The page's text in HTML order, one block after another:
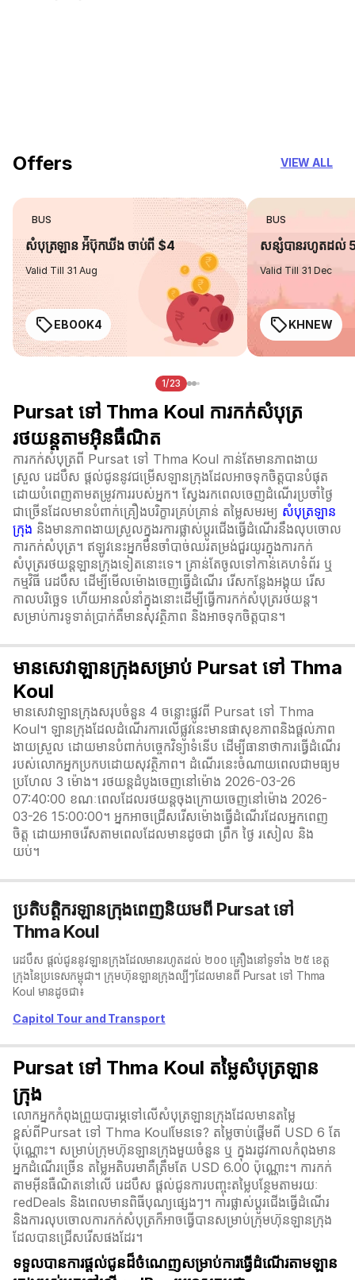
Offers VIEW ALL
BUS
សំបុត្រឡាន អ៉ីប៊ុកឃីង ចាប់ពី $4
Valid Till 31 Aug
EBOOK4
BUS
សន្សំបានរហូតដល់
Valid Till 31 Dec
KHNEW
1/23
Pursat ទៅ Thma Koul ការកក់សំបុត្រ
រថយន្តតាមអ៊ិនធឺណិត
ការកក់សំបុត្រពី Pursat ទៅ Thma Koul កាន់តែមានភាពងាយ
ស្រួល រេដបឹស ផ្តល់ជូននូវជម្រើសឡានក្រុងដែលអាចទុកចិត្តបានបំផុត
ដោយបំពេញតាមតម្រូវការរបស់អ្នក។ ស្វែងរកពេលចេញដំណើរប្រចាំថ្ងៃ
ជាច្រើនដែលមានបំពាក់គ្រឿងបរិក្ខារគ្រប់គ្រាន់ តម្លៃសមរម្យ សំបុត្រឡាន
ក្រុង និងមានភាពងាយស្រួលក្នុងរការផ្លាស់ប្ដូរជើងធ្វើដំណើរនឹងលុបចោល
ការកក់សំបុត្រ។ ឥឡូវនេះអ្នកមិនចាំបាច់ឈរតម្រង់ជួរយូរក្នុងការកក់
សំបុត្ររថយន្តឡានក្រុងទៀតនោះទេ។ គ្រាន់តែចូលទៅកាន់គេហទំព័រ ឬ
កម្មវិធី រេដបឹស ដើម្បីមើលម៉ោងចេញធ្វើដំណើរ រើសកន្លែងអង្គុយ រើស
កាលបរិច្ឆេទ ហើយអានលំនាំក្នុងនោះដើម្បីធ្វើការកក់សំបុត្ររថយន្ត។
សម្រាប់ការទូទាត់ប្រាក់គឺមានសុវត្ថិភាព និងអាចទុកចិត្តបាន។
មានសេវាឡានក្រុងសម្រាប់ Pursat ទៅ Thma
Koul
មានសេវាឡានក្រុងសរុបចំនួន 4 ចន្លោះផ្លូវពី Pursat ទៅ Thma
Koul។ ឡានក្រុងដែលដំណើរការលើផ្លូវនេះមានផាសុខភាពនិងផ្តល់ភាព
ងាយស្រួល ដោយមានបំពាក់បច្ចេកវិទ្យាទំនើប ដើម្បីធានាថាការធ្វើដំណើរ
របស់លោកអ្នកប្រកបដោយសុវត្ថិភាព។ ដំណើរនេះចំណាយពេលជាមធ្យម
ប្រហែល 3 ម៉ោង។ រថយន្តដំបូងចេញនៅម៉ោង 2026-03-26
07:40:00 ខណៈពេលដែលរថយន្តចុងក្រោយចេញនៅម៉ោង 2026-
03-26 15:00:00។ អ្នកអាចជ្រើសរើសម៉ោងធ្វើដំណើរដែលអ្នកពេញ
ចិត្ត ដោយអាចរើសតាមពេលដែលមានដូចជា ព្រឹក ថ្ងៃ រសៀល និង
យប់។
ប្រតិបត្តិករឡានក្រុងពេញនិយមពី Pursat ទៅ
Thma Koul
រេដបឹស ផ្តល់ជូននូវឡានក្រុងដែលមានរហូតដល់ ២០០ គ្រឿងនៅទូទាំង ២៥ ខេត្ត
ក្រុងនៃប្រទេសកម្ពុជា។ ក្រុមហ៊ុនឡានក្រុងល្បីៗដែលមានពី Pursat ទៅ Thma
Koul មានដូចជា៖
Capitol Tour and Transport
Pursat ទៅ Thma Koul តម្លៃសំបុត្រឡាន
ក្រុង
លោកអ្នកកំពុងព្រួយបារម្ភទៅលើសំបុត្រឡានក្រុងដែលមានតម្លៃ
ខ្ពស់ពីPursat ទៅ Thma Koulមែនទេ? តម្លៃចាប់ផ្តើមពី USD 6 តែ
ប៉ុណ្ណោះ។ សម្រាប់ក្រុមហ៊ុនឡានក្រុងមួយចំនួន ឬ ក្នុងរដូវកាលកំពុងមាន
អ្នកដំណើរច្រើន តម្លៃអតិបរមាគឺត្រឹមតែ USD 6.00 ប៉ុណ្ណោះ។ ការកក់
តាមអ៊ីនធឺណិតនៅលើ រេដបឹស ផ្តល់ជូនការបញ្ចុះតម្លៃបន្ថែមតាមរយៈ
redDeals និងពេលមានពិធីបុណ្យផ្សេងៗ។ ការផ្លាស់ប្ដូរជើងធ្វើដំណើរ
និងការលុបចោលការកក់សំបុត្រក៏អាចធ្វើបានសម្រាប់ក្រុមហ៊ុនឡានក្រុង
ដែលបានជ្រើសរើសផងដែរ។
ទទួលបានការផ្តល់ជូនដ៏ចំណេញសម្រាប់ការធ្វើដំណើរតាមឡាន